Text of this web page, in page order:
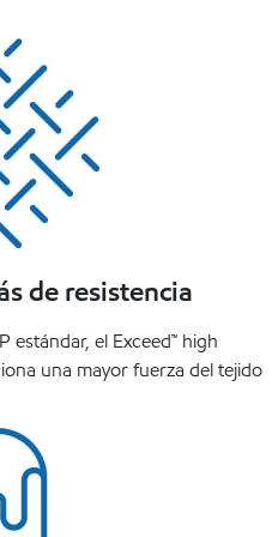
de resistencia
estándar, el Exceed™ high
una mayor fuerza del tejido